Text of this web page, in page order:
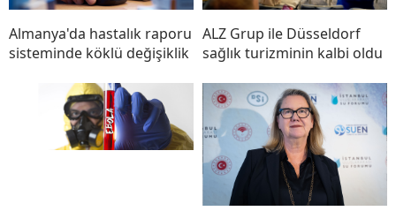
Almanya'da hastalık raporu
sisteminde köklü değişiklik
ALZ Grup ile Düsseldorf
sağlık turizminin kalbi oldu